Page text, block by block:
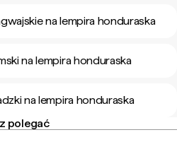
na lempira honduraska
na lempira honduraska
na lempira honduraska
polegać